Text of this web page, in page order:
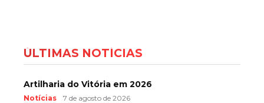
ÚLTIMAS NOTÍCIAS
Artilharia do Vitória em 2026
Notícias 7 de agosto de 2026